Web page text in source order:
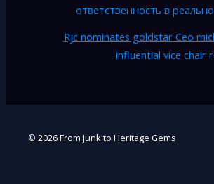
ответственность в
Rjc nominates goldstar Ceo
influential vice chair
© 2026 From Junk to Heritage Gems